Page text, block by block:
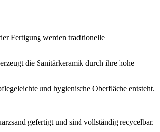
Fertigung werden traditionelle
die Sanitärkeramik durch ihre hohe
und hygienische Oberfläche entsteht.
gefertigt und sind vollständig recycelbar.